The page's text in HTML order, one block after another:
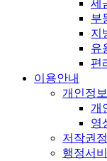
세
부
지
유
편
이용안내
개인정
개
영
저작권
행정서